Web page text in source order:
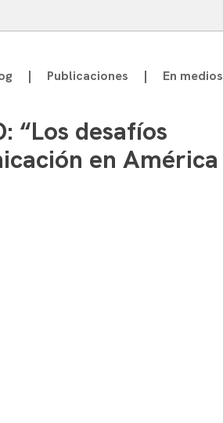
Publicaciones En medios
“Los desafíos
en América